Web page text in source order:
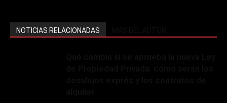
NOTICIAS RELACIONADAS